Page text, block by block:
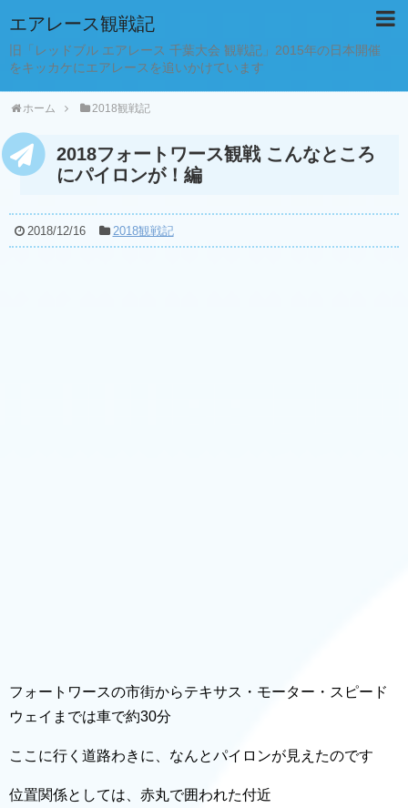
エアレース観戦記
旧「レッドブル エアレース 千葉大会 観戦記」2015年の日本開催
をキッカケにエアレースを追いかけています
ホーム 2018観戦記
2018フォートワース観戦 こんなところ
にパイロンが！編
2018/12/16 2018観戦記
フォートワースの市街からテキサス・モーター・スピード
ウェイまでは車で約30分
ここに行く道路わきに、なんとパイロンが見えたのです
位置関係としては、赤丸で囲われた付近